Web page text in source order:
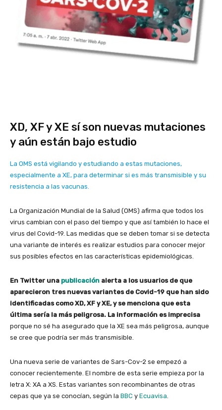
XD, XF y XE sí son nuevas mutaciones
y aún están bajo estudio
La OMS está vigilando y estudiando a estas mutaciones,
especialmente a XE, para determinar si es más transmisible y su
resistencia a las vacunas.
La Organización Mundial de la Salud (OMS) afirma que todos los
virus cambian con el paso del tiempo y que así también lo hace el
virus del Covid-19. Las medidas que se deben tomar si se detecta
una variante de interés es realizar estudios para conocer mejor
sus posibles efectos en las características epidemiológicas.
En Twitter una publicación alerta a los usuarios de que
aparecieron tres nuevas variantes de Covid-19 que han sido
identificadas como XD, XF y XE, y se menciona que esta
última sería la más peligrosa. La información es imprecisa
porque no sé ha asegurado que la XE sea más peligrosa, aunque
se cree que podría ser más transmisible.
Una nueva serie de variantes de Sars-Cov-2 se empezó a
conocer recientemente. El nombre de esta serie empieza por la
letra X: XA a XS. Estas variantes son recombinantes de otras
cepas que ya se conocían, según la BBC y Ecuavisa